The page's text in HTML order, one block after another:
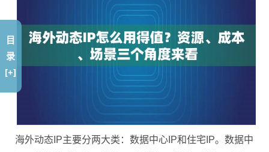
海外动态IP主要分两大类：数据中心IP和住宅IP。数据中
目
录
[+]